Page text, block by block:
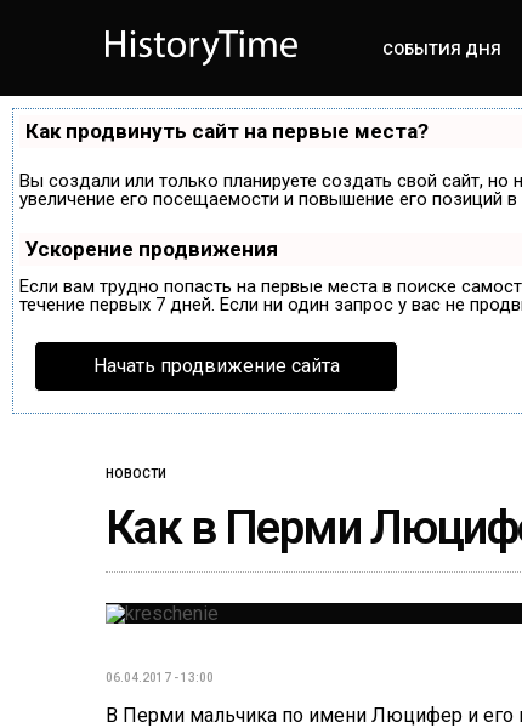
СОБЫТИЯ ДНЯ
Как продвинуть сайт на первые места?
Вы создали или только планируете создать свой сайт,
увеличение его посещаемости и повышение его позиций в
Ускорение продвижения
Если вам трудно попасть на первые места в поиске
течение первых 7 дней. Если ни один запрос у вас не
Начать продвижение сайта
НОВОСТИ
Как в Перми
06.04.2017 - 13:00
В Перми мальчика по имени Люцифер и его